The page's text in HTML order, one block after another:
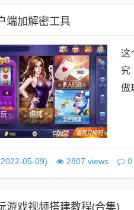
端加解密工具
这
究
傲
05-09) 2807 views 0
游戏视频搭建教程(合集)